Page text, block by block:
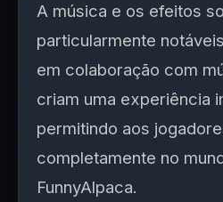
A música e os efeitos
particularmente
em colaboração com
criam uma experiência
permitindo aos
completamente no
FunnyAlpaca.